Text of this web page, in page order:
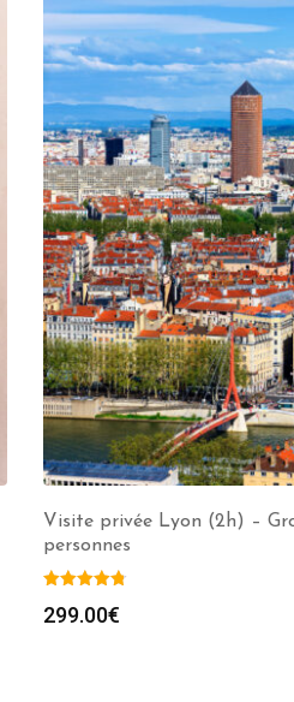
Visite privée Lyon (2h) –
personnes
299.00€